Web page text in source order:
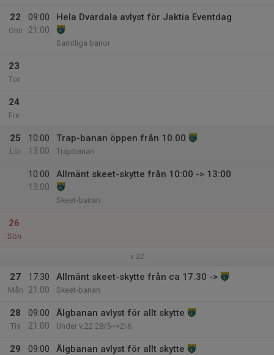
22
Ons
09:00
21:00
Hela Dvardala avlyst för Jaktia Eventdag
Samtliga banor
23
Tor
24
Fre
25
Lör
10:00
13:00
Trap-banan öppen från 10.00
Trapbanan
10:00
13:00
Allmänt skeet-skytte från 10:00 -> 13:00
Skeet-banan
26
Sön
v.22
27
Mån
17:30
21:00
Allmänt skeet-skytte från ca 17.30 ->
Skeet-banan
28
Tis
09:00
21:00
Älgbanan avlyst för allt skytte
Under v.22 28/5-->2\6
29
09:00
Älgbanan avlyst för allt skytte